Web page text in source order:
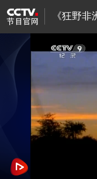
《狂野非